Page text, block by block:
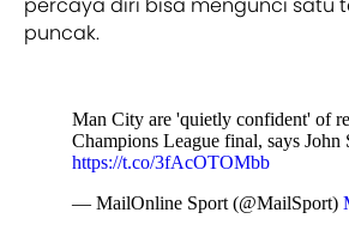
puncak.
Man City are 'quietly confident' of
Champions League final, says John
https://t.co/3fAcOTOMbb
— MailOnline Sport (@MailSport)